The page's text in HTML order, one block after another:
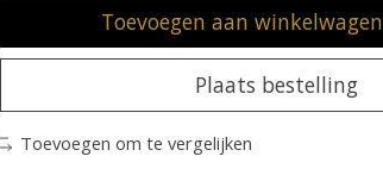
Toevoegen aan winkelwagen
Plaats bestelling
Toevoegen om te vergelijken